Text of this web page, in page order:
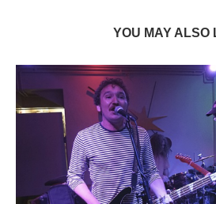
YOU MAY ALSO